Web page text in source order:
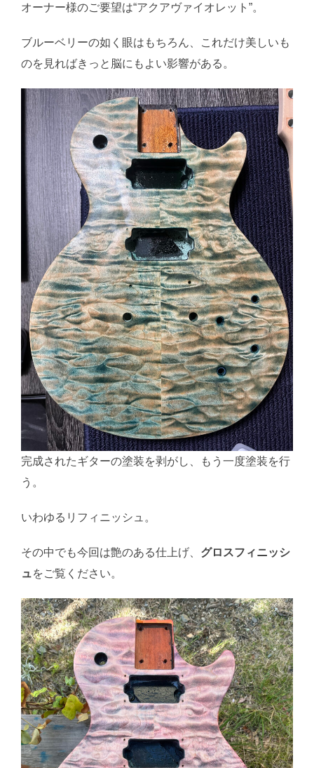
オーナー様のご要望は“アクアヴァイオレット”。
ブルーベリーの如く眼はもちろん、これだけ美しいも
のを見ればきっと脳にもよい影響がある。
完成されたギターの塗装を剥がし、もう一度塗装を行
う。
いわゆるリフィニッシュ。
その中でも今回は艶のある仕上げ、 グロスフィニッシ
ュをご覧ください。